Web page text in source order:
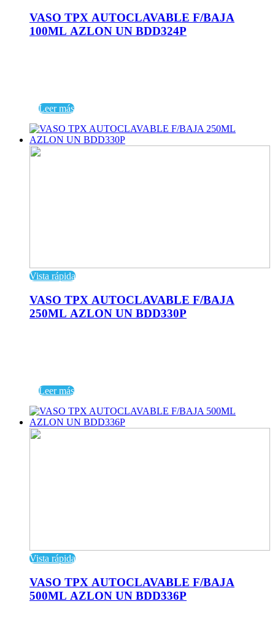
VASO TPX AUTOCLAVABLE F/BAJA
100ML AZLON UN BDD324P
Leer más
Vista rápida
VASO TPX AUTOCLAVABLE F/BAJA
250ML AZLON UN BDD330P
Leer más
Vista rápida
VASO TPX AUTOCLAVABLE F/BAJA
500ML AZLON UN BDD336P